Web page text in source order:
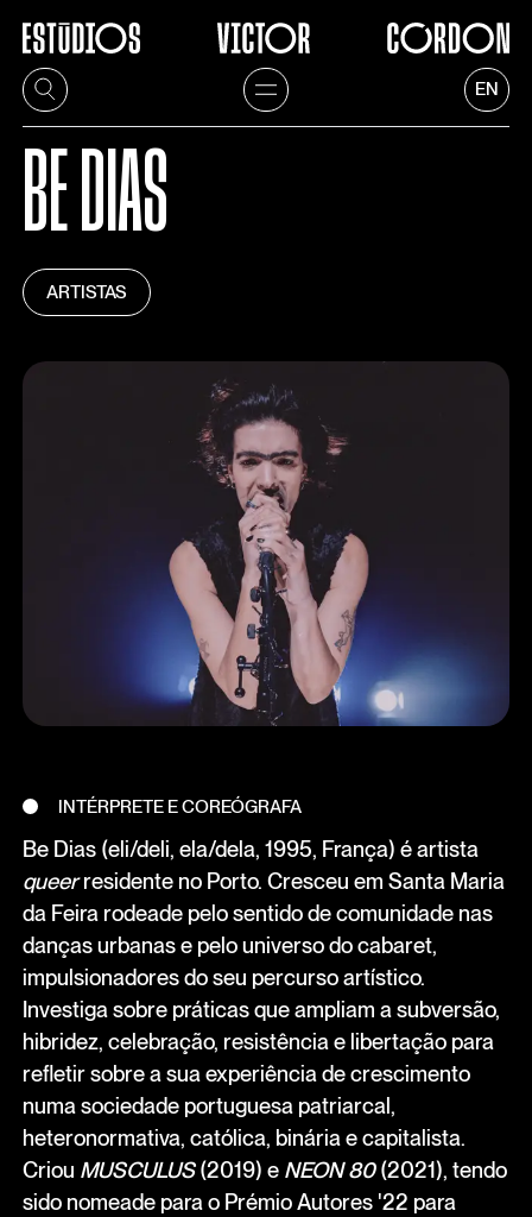
EN
BE DIAS
ARTISTAS
INTÉRPRETE E COREÓGRAFA
Be Dias (eli/deli, ela/dela, 1995, França) é artista
queerresidente no Porto. Cresceu em Santa Maria
da Feira rodeade pelo sentido de comunidade nas
danças urbanas e pelo universo do cabaret,
impulsionadores do seu percurso artístico.
Investiga sobre práticas que ampliam a subversão,
hibridez, celebração, resistência e libertação para
refletir sobre a sua experiência de crescimento
numa sociedade portuguesa patriarcal,
heteronormativa, católica, binária e capitalista.
Criou MUSCULUS(2019) e NEON 80(2021), tendo
sido nomeade para o Prémio Autores '22 para